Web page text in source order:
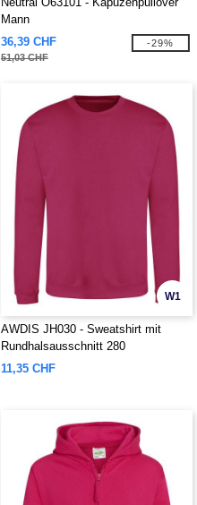
Mann
36,39 CHF
51,03 CHF
-29%
W1
AWDIS JH030 - Sweatshirt mit
Rundhalsausschnitt 280
11,35 CHF